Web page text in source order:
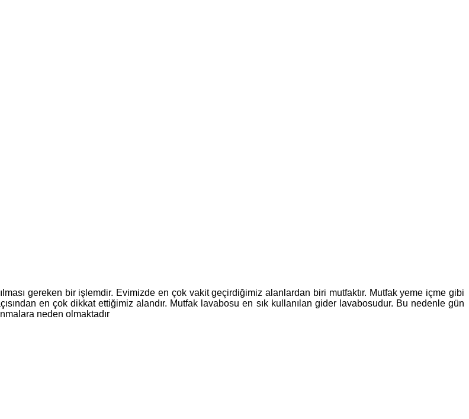
gereken bir işlemdir. Evimizde en çok vakit geçirdiğimiz alanlardan biri mutfaktır. Mutfak yeme içme gibi
en çok dikkat ettiğimiz alandır. Mutfak lavabosu en sık kullanılan gider lavabosudur. Bu nedenle gün
neden olmaktadır